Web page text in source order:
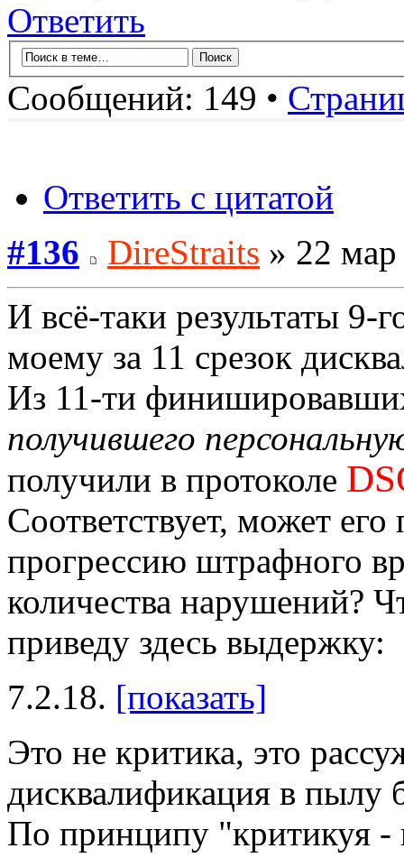
Ответить
Сообщений: 149 •
Ответить с цитатой
#136
DireStraits » 22
И всё-таки результаты 9-
моему за 11 срезок
Из 11-ти
получившего
получили в протоколе
Соответствует, может
прогрессию штрафного
количества нарушений?
приведу здесь выдержку:
7.2.18. [показать]
Это не критика, это
дисквалификация в пылу
По принципу "критикуя -